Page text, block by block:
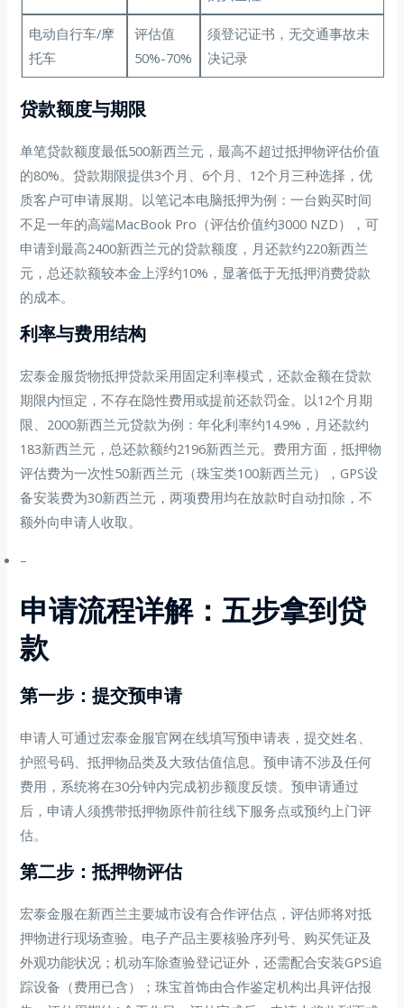
电动自行车/摩
托车
评估值
50%-70%
须登记证书，无交通事故未
决记录
贷款额度与期限
单笔贷款额度最低500新西兰元，最高不超过抵押物评估价值
的80%。贷款期限提供3个月、6个月、12个月三种选择，优
质客户可申请展期。以笔记本电脑抵押为例：一台购买时间
不足一年的高端MacBook Pro（评估价值约3000 NZD），可
申请到最高2400新西兰元的贷款额度，月还款约220新西兰
元，总还款额较本金上浮约10%，显著低于无抵押消费贷款
的成本。
利率与费用结构
宏泰金服货物抵押贷款采用固定利率模式，还款金额在贷款
期限内恒定，不存在隐性费用或提前还款罚金。以12个月期
限、2000新西兰元贷款为例：年化利率约14.9%，月还款约
183新西兰元，总还款额约2196新西兰元。费用方面，抵押物
评估费为一次性50新西兰元（珠宝类100新西兰元），GPS设
备安装费为30新西兰元，两项费用均在放款时自动扣除，不
额外向申请人收取。
–
申请流程详解：五步拿到贷
款
第一步：提交预申请
申请人可通过宏泰金服官网在线填写预申请表，提交姓名、
护照号码、抵押物品类及大致估值信息。预申请不涉及任何
费用，系统将在30分钟内完成初步额度反馈。预申请通过
后，申请人须携带抵押物原件前往线下服务点或预约上门评
估。
第二步：抵押物评估
宏泰金服在新西兰主要城市设有合作评估点，评估师将对抵
押物进行现场查验。电子产品主要核验序列号、购买凭证及
外观功能状况；机动车除查验登记证外，还需配合安装GPS追
踪设备（费用已含）；珠宝首饰由合作鉴定机构出具评估报